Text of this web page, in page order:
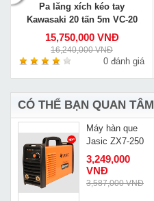
Pa lăng xích kéo tay
Kawasaki 20 tấn 5m VC-20
15,750,000 VNĐ
16,240,000 VNĐ
0 đánh giá
CÓ THỂ BẠN QUAN TÂM
Máy hàn que
Jasic ZX7-250
3,249,000
VNĐ
3,587,000 VNĐ